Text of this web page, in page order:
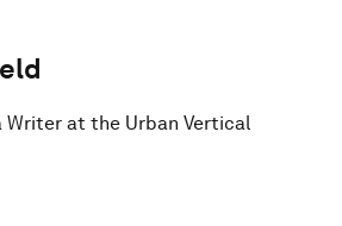
Writer at the Urban Vertical